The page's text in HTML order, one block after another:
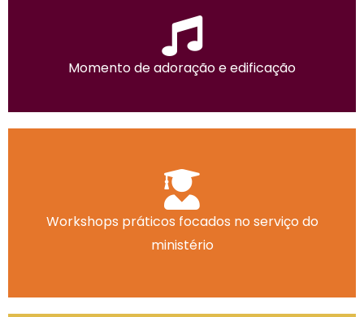
Momento de adoração e edificação
Workshops práticos focados no serviço do
ministério